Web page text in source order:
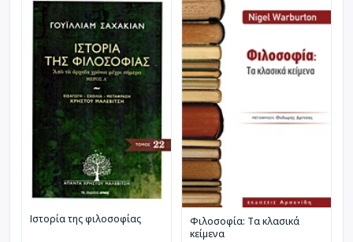
Ιστορία της φιλοσοφίας
Φιλοσοφία: Τα κλασικά
κείμενα